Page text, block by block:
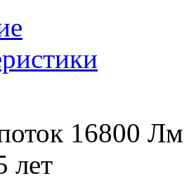
16800 Лм
лет